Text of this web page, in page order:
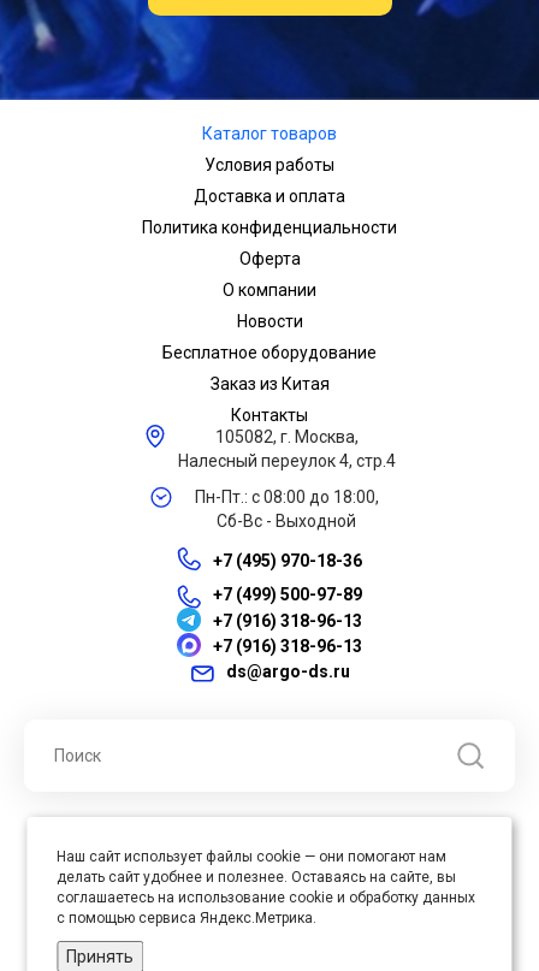
Каталог товаров
Условия работы
Доставка и оплата
Политика конфиденциальности
Оферта
О компании
Новости
Бесплатное оборудование
Заказ из Китая
Контакты
105082, г. Москва,
Налесный переулок 4, стр.4
Пн-Пт.: с 08:00 до 18:00,
Сб-Вс - Выходной
+7 (495) 970-18-36
+7 (499) 500-97-89
+7 (916) 318-96-13
+7 (916) 318-96-13
ds@argo-ds.ru
права защищены
Юр. адрес : 105005, г. Москва, ул. Бауманская, д.20, стр. 3
Наш сайт использует файлы cookie — они помогают нам
делать сайт удобнее и полезнее. Оставаясь на сайте, вы
соглашаетесь на использование cookie и обработку данных
с помощью сервиса Яндекс.Метрика.
Принять